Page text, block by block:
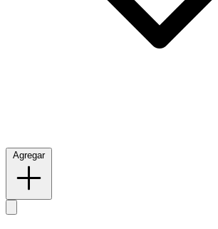
Agregar